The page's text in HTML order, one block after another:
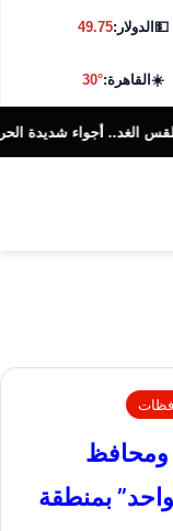
💵الدولار:49.75
☀️القاهرة:30°
و38 درجة بالقاهرة
ومحافظ
بمنطقة